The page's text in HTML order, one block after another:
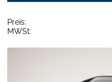
Preis:
MWSt: